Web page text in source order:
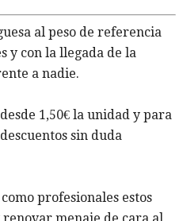
al peso de referencia
y con la llegada de la
a nadie.
1,50€ la unidad y para
sin duda
profesionales estos